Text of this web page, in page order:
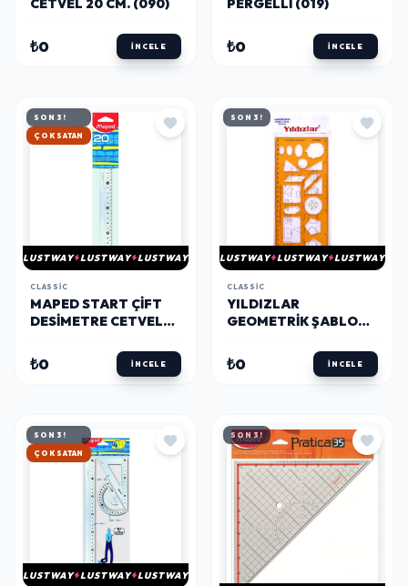
CETVEL 20 CM. (090)
₺0 İNCELE
PERGELLI (019)
₺0 İNCELE
SON 3!
HIZLI KARGO
LUSTWAY LUSTWAY LUSTWAY
CLASSIC
MAPED START ÇIFT
DESIMETRE CETVEL
₺0 İNCELE
SON 3!
LUSTWAY LUSTWAY LUSTWAY
CLASSIC
YILDIZLAR
GEOMETRIK ŞABLON
₺0 İNCELE
SON 3!
HIZLI KARGO
LUSTWAY LUSTWAY LUSTWAY
SON 3!